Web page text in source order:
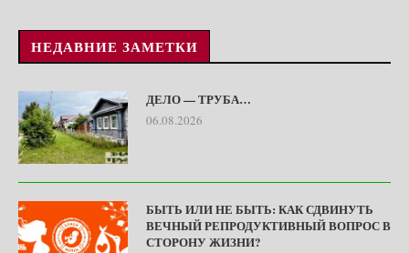
НЕДАВНИЕ ЗАМЕТКИ
ДЕЛО — ТРУБА…
06.08.2026
БЫТЬ ИЛИ НЕ БЫТЬ: КАК СДВИНУТЬ
ВЕЧНЫЙ РЕПРОДУКТИВНЫЙ ВОПРОС В
СТОРОНУ ЖИЗНИ?